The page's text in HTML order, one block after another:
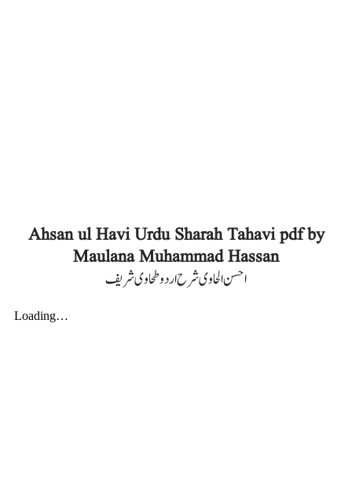
Ahsan ul Havi Urdu Sharah Tahavi pdf by
Maulana Muhammad Hassan
احسن الحاوی شرح اردو طحاوی شریف